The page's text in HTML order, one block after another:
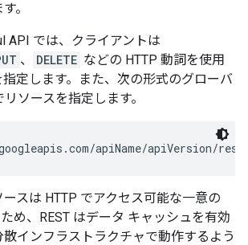
。
API では、クライアントは
、 DELETE などの HTTP 動詞を使用
定します。また、次の形式のグローバ
ソースを指定します。
apiName/apiVersion/
スは HTTP でアクセス可能な一意の
め、REST はデータ キャッシュを有効
インフラストラクチャで動作するよう